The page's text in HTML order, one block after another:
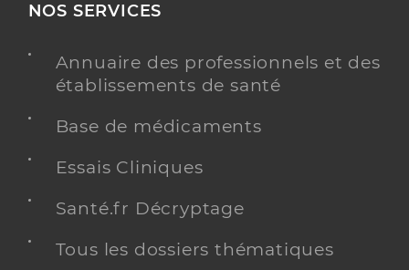
NOS SERVICES
Annuaire des professionnels et des
établissements de santé
Base de médicaments
Essais Cliniques
Santé.fr Décryptage
Tous les dossiers thématiques